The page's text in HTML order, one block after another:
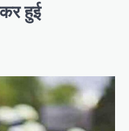
हुई